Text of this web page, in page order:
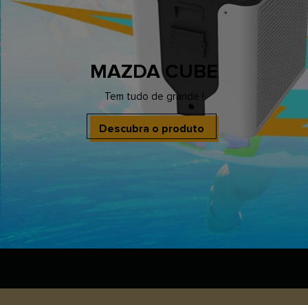
MAZDA CUBE
Tem tudo de grande !
Descubra o produto